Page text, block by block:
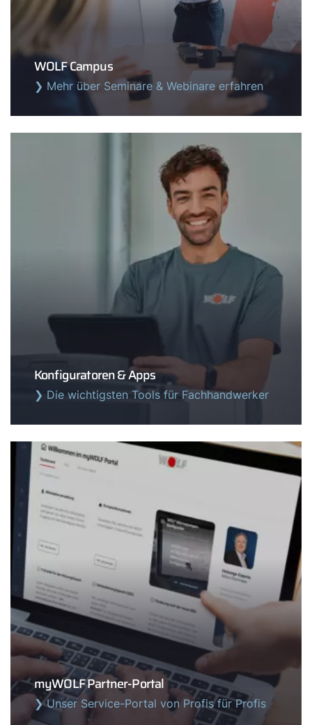
WOLF Campus
❯ Mehr über Seminare & Webinare erfahren
Konfiguratoren & Apps
❯ Die wichtigsten Tools für Fachhandwerker
myWOLF Partner-Portal
❯ Unser Service-Portal von Profis für Profis
Servus!
Wichtige Links
Gipfelstürmer Partnerprogramm
Anleitungen & techn. Dokumente
WOLF Seminare
myWOLF